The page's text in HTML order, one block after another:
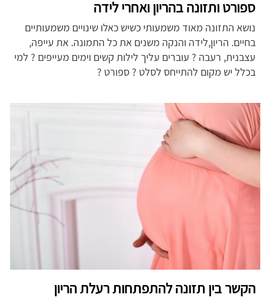
ספורט ותזונה בהריון ואחרי לידה
נושא התזונה מאוד משמעותי כשיש כאלו שינויים משמעותיים
בחיים. הריון,לידה והנקה משנים את כל התמונה. את עייפה,
עצבנית, רעבה ? עוברים עליך לילות קשים וימים מעייפים ? למי
בכלל יש מקום להתייחס לסלט ? ספורט ?
הקשר בין תזונה להתפתחות רעלת הריון